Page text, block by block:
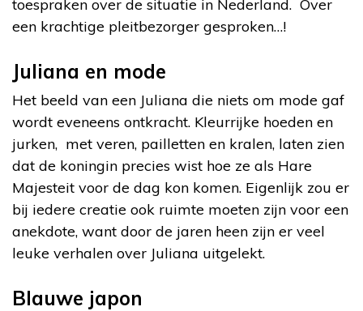
toespraken over de situatie in Nederland. Over
een krachtige pleitbezorger gesproken…!
Juliana en mode
Het beeld van een Juliana die niets om mode gaf
wordt eveneens ontkracht. Kleurrijke hoeden en
jurken, met veren, pailletten en kralen, laten zien
dat de koningin precies wist hoe ze als Hare
Majesteit voor de dag kon komen. Eigenlijk zou er
bij iedere creatie ook ruimte moeten zijn voor een
anekdote, want door de jaren heen zijn er veel
leuke verhalen over Juliana uitgelekt.
Blauwe japon